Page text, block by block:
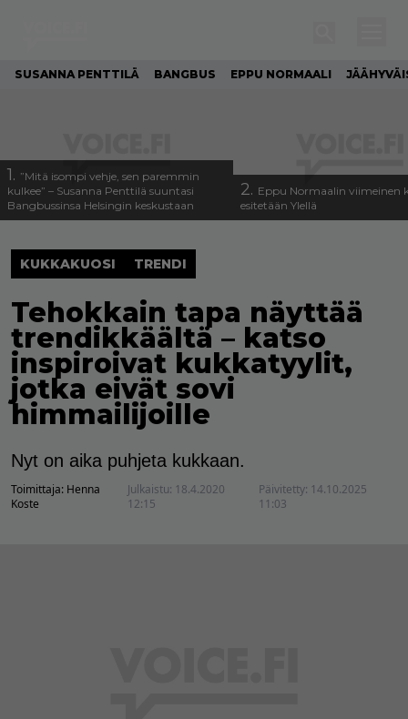
SUSANNA PENTTILÄ BANGBUS EPPU NORMAALI
1. ”Mitä isompi vehje, sen paremmin
kulkee” – Susanna Penttilä suuntasi
Bangbussinsa Helsingin keskustaan
2. Eppu Normaalin viimeinen
esitetään Ylellä
KUKKAKUOSI TRENDI
Tehokkain tapa näyttää
trendikkäältä – katso
inspiroivat kukkatyylit,
jotka eivät sovi
himmailijoille
Nyt on aika puhjeta kukkaan.
Toimittaja: Henna
Koste
Julkaistu: 18.4.2020
12:15
Päivitetty: 14.10.2025
11:03